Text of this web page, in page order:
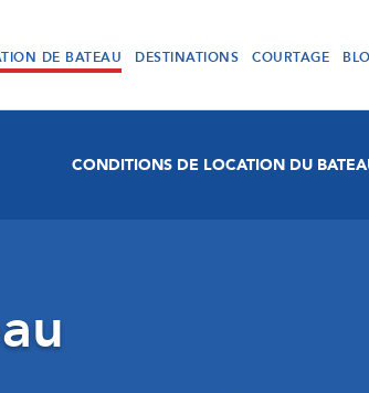
DE BATEAU DESTINATIONS COURTAGE
CONDITIONS DE LOCATION DU